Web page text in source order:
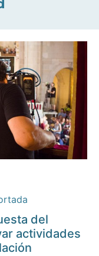
del
actividades